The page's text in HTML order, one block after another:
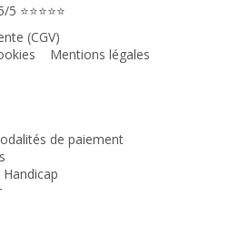
(CGV)
Mentions légales
de paiement